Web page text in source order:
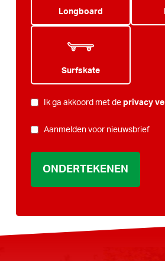
Longboard
Surfskate
PRIVACYIk ga akkoord met de privacy
NIEUWSBRIEF
Aanmelden voor nieuwsbrief